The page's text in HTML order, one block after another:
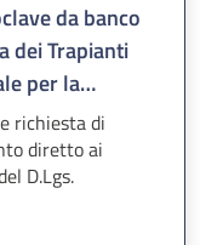
da banco
dei Trapianti
per la
richiesta di
diretto ai
D.Lgs.